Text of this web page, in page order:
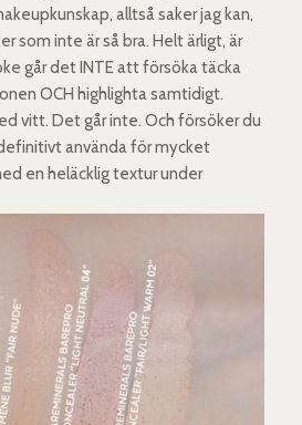
alltså saker jag kan,
som inte är så bra. Helt ärligt, är
går det INTE att försöka täcka
OCH highlighta samtidigt.
vitt. Det går inte. Och försöker du
använda för mycket
en heläcklig textur under